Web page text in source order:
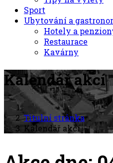
Sport
Ubytování a
Hotely a
Restaurace
Kavárny
Kalendář akcí
Titulní stránka
Kalendář akcí